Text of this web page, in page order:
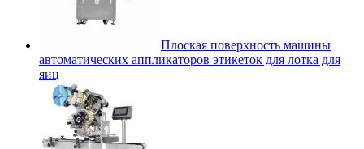
Плоская поверхность машины
автоматических аппликаторов этикеток для лотка для
яиц